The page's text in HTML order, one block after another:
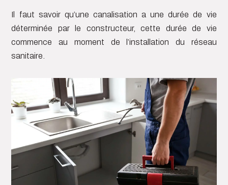
Il faut savoir qu’une canalisation a une durée de vie
déterminée par le constructeur, cette durée de vie
commence au moment de l’installation du réseau
sanitaire.